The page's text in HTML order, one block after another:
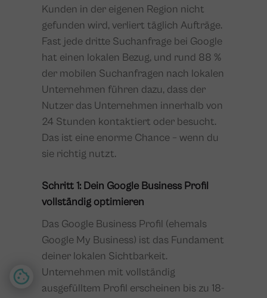
Kunden in der eigenen Region nicht
gefunden wird, verliert täglich Aufträge.
Fast jede dritte Suchanfrage bei Google
hat einen lokalen Bezug, und rund 88 %
der mobilen Suchanfragen nach lokalen
Unternehmen führen dazu, dass der
Nutzer das Unternehmen innerhalb von
24 Stunden kontaktiert oder besucht.
Das ist eine enorme Chance – wenn du
sie richtig nutzt.
Schritt 1: Dein Google Business Profil
vollständig optimieren
Das Google Business Profil (ehemals
Google My Business) ist das Fundament
deiner lokalen Sichtbarkeit.
Unternehmen mit vollständig
ausgefülltem Profil erscheinen bis zu 18-